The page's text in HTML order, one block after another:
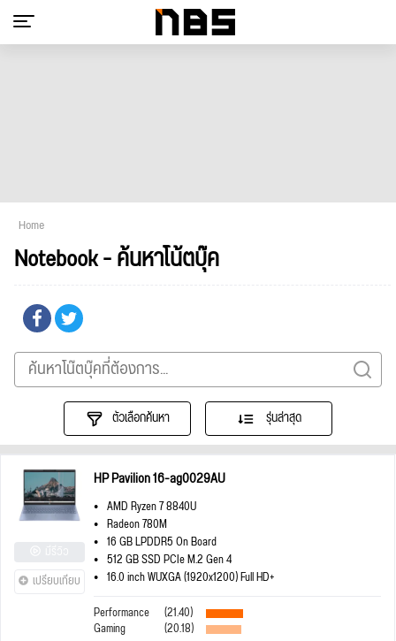
Home
Notebook - ค้นหาโน้ตบุ๊ค
ตัวเลือกค้นหา รุ่นล่าสุด
เปรียบเทียบ
HP Pavilion 16-ag0029AU
AMD Ryzen 7 8840U
Radeon 780M
16 GB LPDDR5 On Board
512 GB SSD PCIe M.2 Gen 4
16.0 inch WUXGA (1920x1200) Full HD+
Performance
(21.40)
Gaming (20.18)